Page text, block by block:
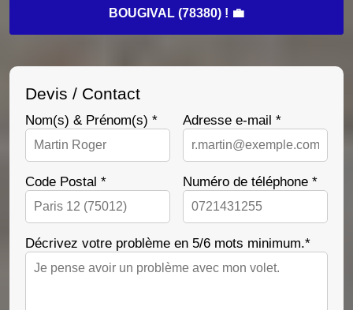
BOUGIVAL (78380) ! 💼
Devis / Contact
Nom(s) & Prénom(s) * Adresse e-mail *
Code Postal * Numéro de téléphone *
Décrivez votre problème en 5/6 mots minimum.*